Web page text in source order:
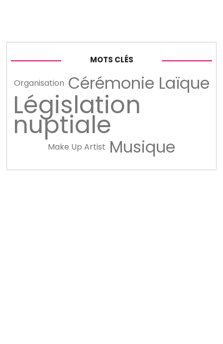
MOTS CLÉS
Organisation Cérémonie Laïque
Législation
nuptiale
Make Up Artist Musique